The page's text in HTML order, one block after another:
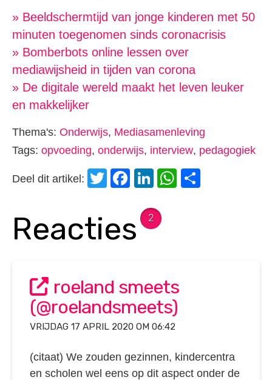
» Beeldschermtijd van jonge kinderen met 50
minuten toegenomen sinds coronacrisis
» Bomberbots online lessen over
mediawijsheid in tijden van corona
» De digitale wereld maakt het leven leuker
en makkelijker
Thema's: Onderwijs, Mediasamenleving
Tags: opvoeding, onderwijs, interview, pedagogiek
Deel dit artikel: Twitter
Facebook
LinkedIn
WhatsApp
Reacties 2
roeland smeets
(@roelandsmeets)
VRIJDAG 17 APRIL 2020 OM 06:42
(citaat) We zouden gezinnen, kindercentra
en scholen wel eens op dit aspect onder de